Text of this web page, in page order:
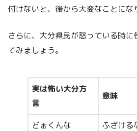
付けないと、後から大変なことにな
さらに、大分県民が怒っている時
てみましょう。
実は怖い大分方
言
意味
どぉくんな ふざける